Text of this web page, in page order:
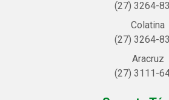
(27) 3264-
Colatina
(27) 3264-
Aracruz
(27) 3111-